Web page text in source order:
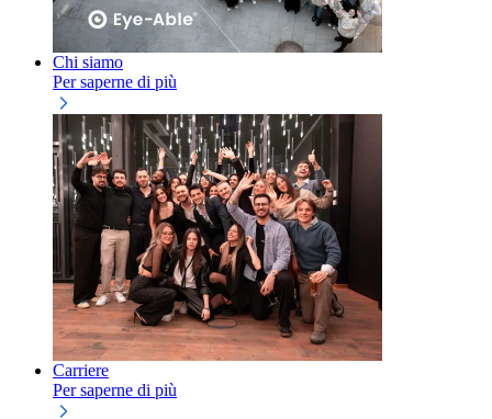
Chi siamo
Per saperne di più
Carriere
Per saperne di più